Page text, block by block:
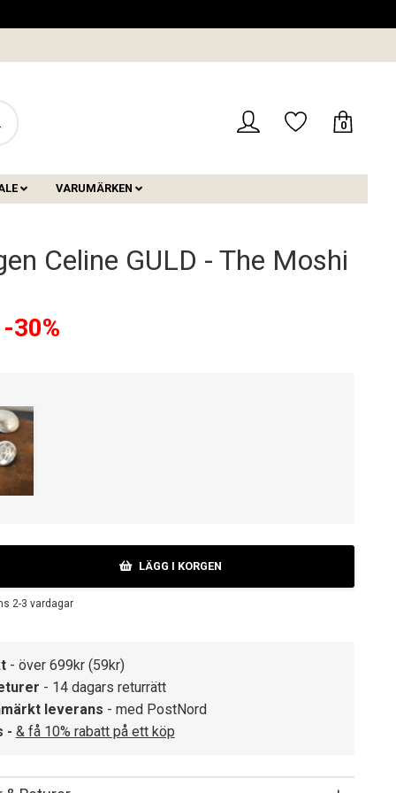
0
VARUMÄRKEN
Celine GULD - The Moshi
-30%
LÄGG I KORGEN
2-3 vardagar
- över 699kr (59kr)
- 14 dagars returrätt
leverans - med PostNord
- & få 10% rabatt på ett köp